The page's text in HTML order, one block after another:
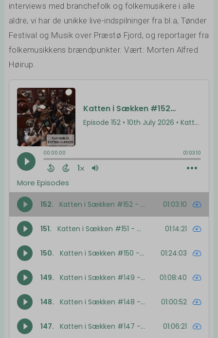
interviews med branchefolk og folkemusikere i alle
aldre, vi har de unikke live-indspilninger fra bl.a, Tønder
Festival og Musik over Præstø Fjord, og reportager fra
folkemusikkens brændpunkter. Vært: Morten Alfred
Høirup.